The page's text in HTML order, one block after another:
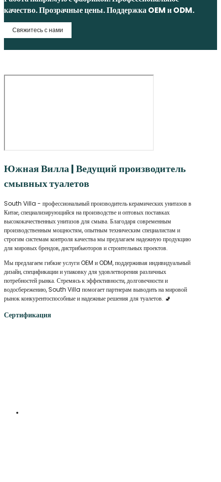
качество. Прозрачные цены. Поддержка OEM и ODM.
Свяжитесь с нами
Южная Вилла | Ведущий производитель
смывных туалетов
South Villa - профессиональный производитель керамических унитазов в
Китае, специализирующийся на производстве и оптовых поставках
высококачественных унитазов для смыва. Благодаря современным
производственным мощностям, опытным техническим специалистам и
строгим системам контроля качества мы предлагаем надежную продукцию
для мировых брендов, дистрибьюторов и строительных проектов.
Мы предлагаем гибкие услуги OEM и ODM, поддерживая индивидуальный
дизайн, спецификации и упаковку для удовлетворения различных
потребностей рынка. Стремясь к эффективности, долговечности и
водосбережению, South Villa помогает партнерам выводить на мировой
рынок конкурентоспособные и надежные решения для туалетов. 🚽
Сертификация